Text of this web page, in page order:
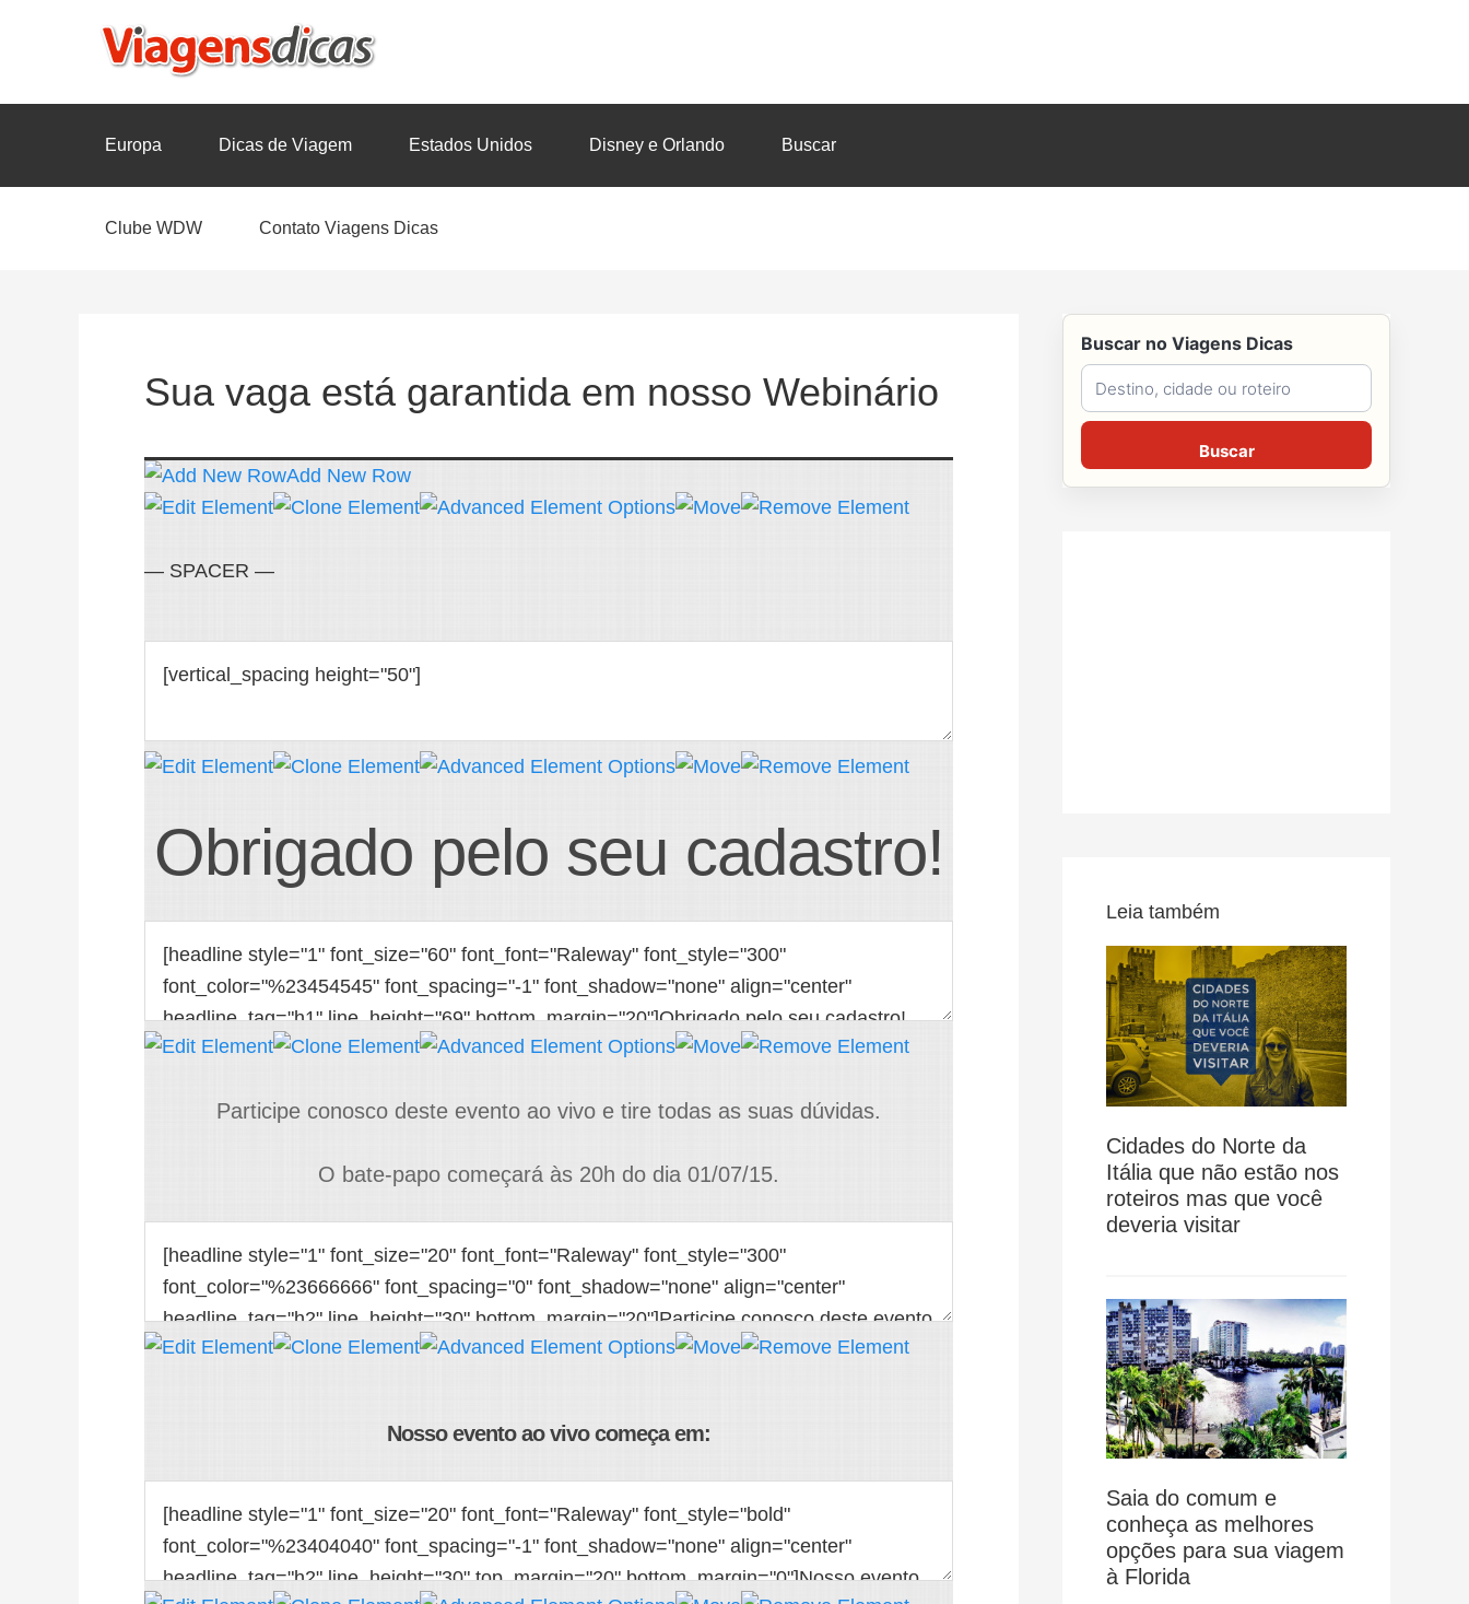
Europa Dicas de Viagem Estados Unidos Disney e Orlando Buscar
Clube WDW Contato Viagens Dicas
Sua vaga está garantida em nosso Webinário
Add New Row
— SPACER —
Obrigado pelo seu cadastro!
Participe conosco deste evento ao vivo e tire todas as suas dúvidas.
O bate-papo começará às 20h do dia 01/07/15.
Nosso evento ao vivo começa em:
Buscar no Viagens Dicas
Buscar no Viagens Dicas
Buscar
Leia também
Cidades do Norte da
Itália que não estão nos
roteiros mas que você
deveria visitar
Saia do comum e
conheça as melhores
opções para sua viagem
à Florida